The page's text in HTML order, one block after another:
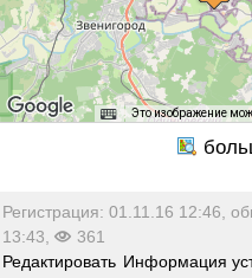
Это изображение
Регистрация: 01.11.16 12:46,
13:43,
361
Редактировать Информация